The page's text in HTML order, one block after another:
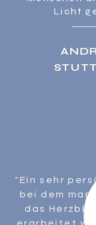
Licht
"Ein sehr
bei dem
das